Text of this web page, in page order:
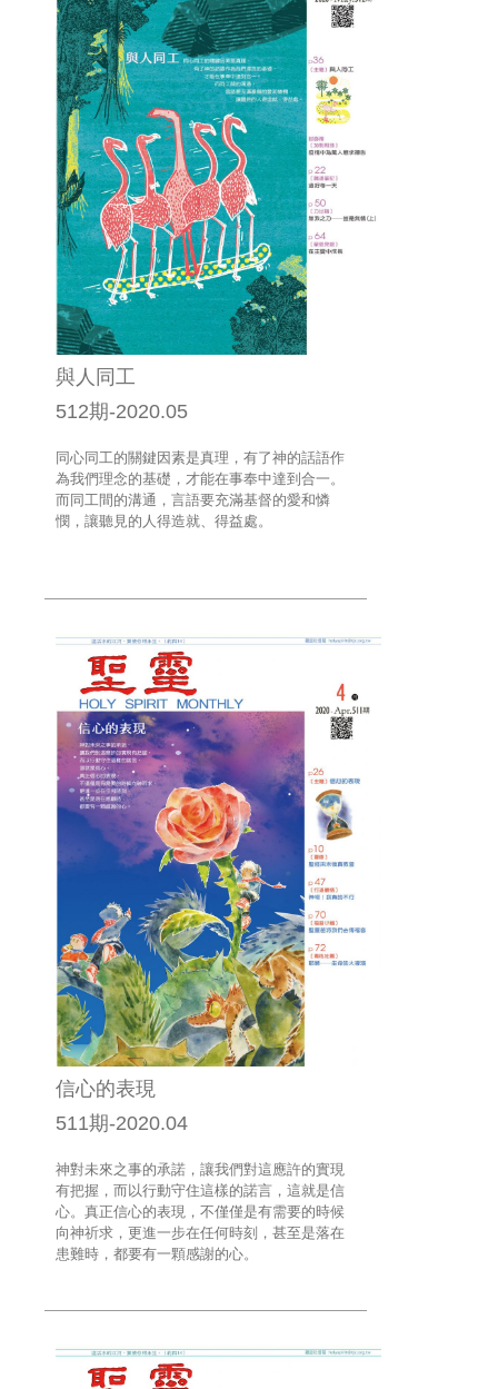
與人同工
512期-2020.05
同心同工的關鍵因素是真理，有了神的話語作
為我們理念的基礎，才能在事奉中達到合一。
而同工間的溝通，言語要充滿基督的愛和憐
憫，讓聽見的人得造就、得益處。
信心的表現
511期-2020.04
神對未來之事的承諾，讓我們對這應許的實現
有把握，而以行動守住這樣的諾言，這就是信
心。真正信心的表現，不僅僅是有需要的時候
向神祈求，更進一步在任何時刻，甚至是落在
患難時，都要有一顆感謝的心。